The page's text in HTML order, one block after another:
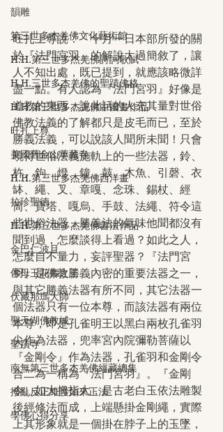
韻雕
第三世多杰羌佛文化藝術館
H.H.第三世多杰羌佛詩詞歌賦
H.H.三世多杰羌佛的聖蹟佛格
H.H.第三世多杰羌佛中國畫作品
旺扎上尊
美國舊金山華藏寺
H.H.第三世多杰羌佛西洋畫
拉珍聖德
H.H.第三世多杰羌佛書法作品
金巴仁波且
佛母玉花壽之王
伏藏那瑪大師
聖天湖佛教城
聖蹟寺
南無第三世多杰羌佛經藏總集
撥亂反正維護如來正法
學佛心得分享
旺扎上尊說：「十月一日本部所發的關
於『法門宮羽』的解說太過簡敘了，讓
人不知出處，既已提到，就應該略微詳
盡一點。有人認為『法門宮羽』好像是
道教的東西，說此話的人充其量對世俗
佛教法義的了解都只是皮毛而已，至於
勝義法義，可以說該人聞所未聞！只會
曉得世俗法義施軌上的一些法器，鈴、
杵、鉤、燈、鐘、鼓、木魚、引磬、衣
缽、繩、叉、章嘎、念珠、錫杖、經
筒、寶塔、嘎烏、手鼓、法繩、符令這
些世俗法器，勝義法的氣味他聞都沒有
聞到過，怎麼談得上看過？如此之人，
怎麼自不量力，妄評聖器？『法門宮
羽』是佛教勝義內密的重要法器之一，
與其它勝義法器有所不同，其它法器一
個法器只有一位本尊，而該法器有兩位
本尊，即是孔雀明王以黑白兩枚孔雀羽
尖作為法器，兜率宮內院彌勒菩薩以
『金剛令』作為法器，孔雀羽和金剛令
合二為一稱為『法門宮羽』。『金剛
令』如大拇指大，是古老白玉依法雕製
後經修法而成，上端懸掛金剛繩，實際
上其形象就是一個掛在脖子上的玉墜，